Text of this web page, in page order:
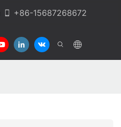
+86-15687268672